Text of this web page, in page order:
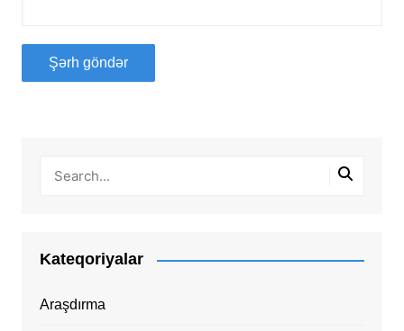
Kateqoriyalar
Araşdırma